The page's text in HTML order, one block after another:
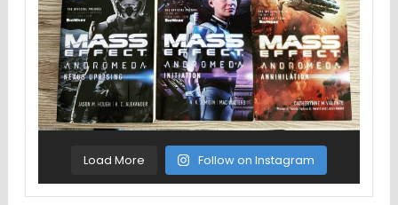
Load More Follow on Instagram